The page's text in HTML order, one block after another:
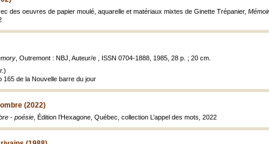
des oeuvres de papier moulé, aquarelle et matériaux mixtes de Ginette Trépanier,
, Outremont : NBJ, Auteur/e , ISSN 0704-1888, 1985, 28 p. ; 20 cm.
165 de la Nouvelle barre du jour
(2022)
- poésie , Édition l’Hexagone, Québec, collection L’appel des mots, 2022